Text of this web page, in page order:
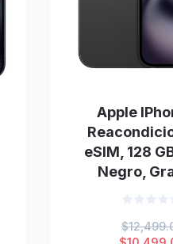
Apple
eSIM, 128
Negro,
en
0
$